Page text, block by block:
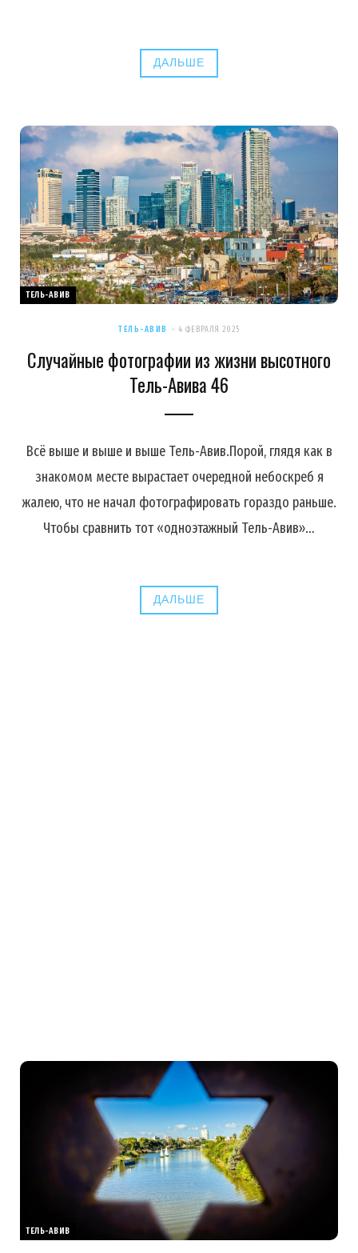
ДАЛЬШЕ
ТЕЛЬ-АВИВ
ТЕЛЬ-АВИВ 4 ФЕВРАЛЯ 2025
Случайные фотографии из жизни высотного
Тель-Авива 46
Всё выше и выше и выше Тель-Авив.Порой, глядя как в
знакомом месте вырастает очередной небоскреб я
жалею, что не начал фотографировать гораздо раньше.
Чтобы сравнить тот «одноэтажный Тель-Авив»…
ДАЛЬШЕ
ТЕЛЬ-АВИВ